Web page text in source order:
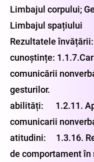
Limbajul corpului;
Limbajul spațiului
Rezultatele învățării:
cunoștințe:
comunicării
gesturilor.
abilități: 1.2.11.
comunicarii
atitudini: 1.3.16.
de comportament